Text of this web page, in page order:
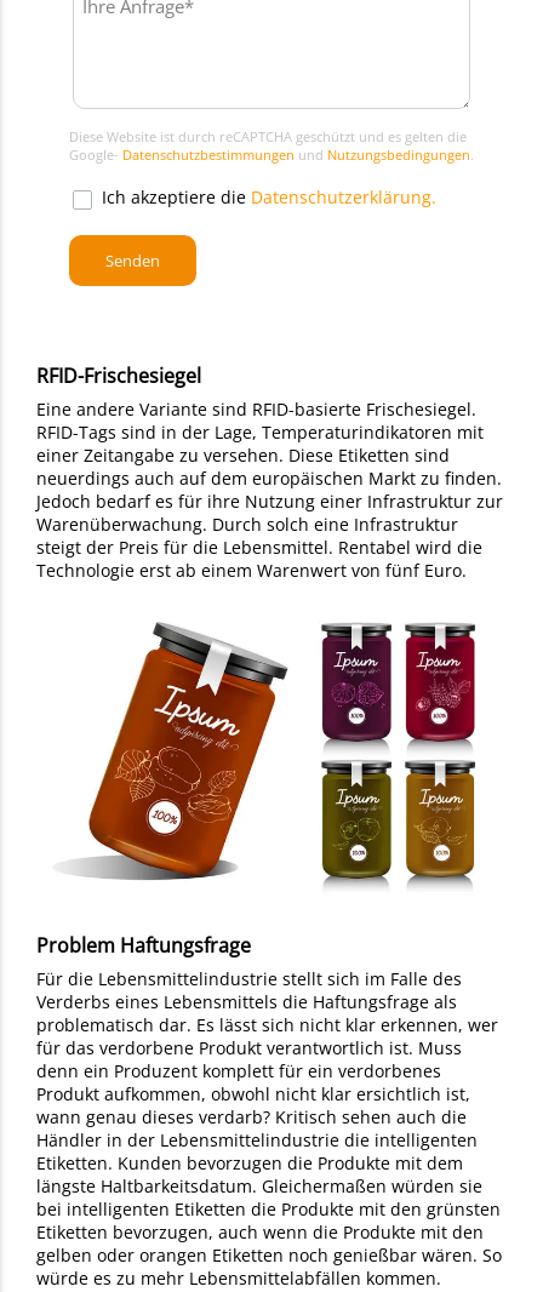
Diese Website ist durch reCAPTCHA geschützt und es gelten die
Google- Datenschutzbestimmungen und Nutzungsbedingungen
Ich akzeptiere die Datenschutzerklärung.
RFID-Frischesiegel
Eine andere Variante sind RFID-basierte Frischesiegel.
RFID-Tags sind in der Lage, Temperaturindikatoren mit
einer Zeitangabe zu versehen. Diese Etiketten sind
neuerdings auch auf dem europäischen Markt zu finden.
Jedoch bedarf es für ihre Nutzung einer Infrastruktur zur
Warenüberwachung. Durch solch eine Infrastruktur
steigt der Preis für die Lebensmittel. Rentabel wird die
Technologie erst ab einem Warenwert von fünf Euro.
Problem Haftungsfrage
Für die Lebensmittelindustrie stellt sich im Falle des
Verderbs eines Lebensmittels die Haftungsfrage als
problematisch dar. Es lässt sich nicht klar erkennen, wer
für das verdorbene Produkt verantwortlich ist. Muss
denn ein Produzent komplett für ein verdorbenes
Produkt aufkommen, obwohl nicht klar ersichtlich ist,
wann genau dieses verdarb? Kritisch sehen auch die
Händler in der Lebensmittelindustrie die intelligenten
Etiketten. Kunden bevorzugen die Produkte mit dem
längste Haltbarkeitsdatum. Gleichermaßen würden sie
bei intelligenten Etiketten die Produkte mit den grünsten
Etiketten bevorzugen, auch wenn die Produkte mit den
gelben oder orangen Etiketten noch genießbar wären. So
würde es zu mehr Lebensmittelabfällen kommen.